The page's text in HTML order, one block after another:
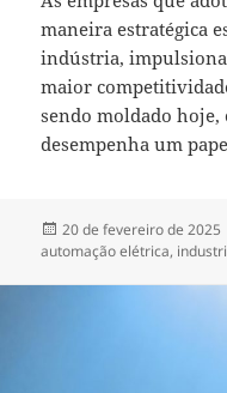
maneira estratégica
indústria,
maior
sendo moldado hoje,
desempenha um
Publicado
em
20 de fevereiro de 2025
automação elétrica,